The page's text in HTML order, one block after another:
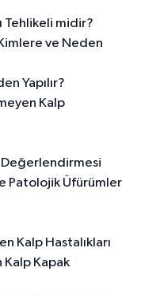
Tehlikeli midir?
ve Neden
Yapılır?
Kalp
Değerlendirmesi
Patolojik Üfürümler
Kalp Hastalıkları
Kapak